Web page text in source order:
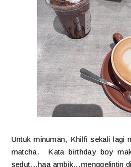
Untuk minuman, Khilfi sekali
matcha. Kata birthday boy
sedut...haa ambik...menggelintin